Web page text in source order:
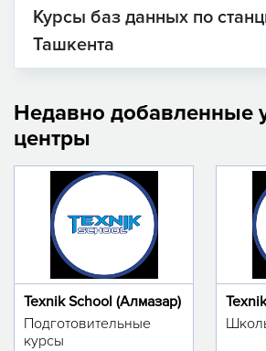
Курсы баз данных по
Ташкента
Недавно добавленные
центры
Texnik School (Алмазар)
Подготовительные
курсы